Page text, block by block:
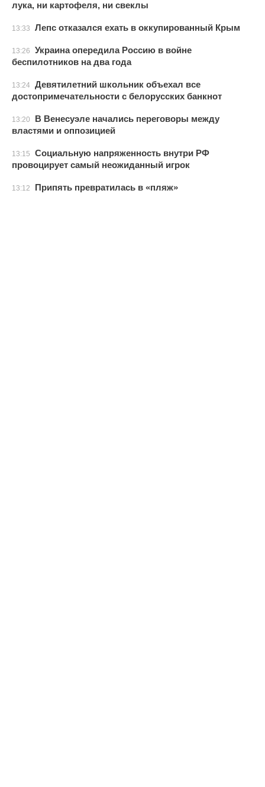
лука, ни картофеля, ни свеклы
13:33 Лепс отказался ехать в оккупированный Крым
13:26
Украина опередила Россию в войне
беспилотников на два года
13:24 Девятилетний школьник объехал все
достопримечательности с белорусских банкнот
13:20
В Венесуэле начались переговоры между
властями и оппозицией
13:15
Социальную напряженность внутри РФ
провоцирует самый неожиданный игрок
13:12 Припять превратилась в «пляж»